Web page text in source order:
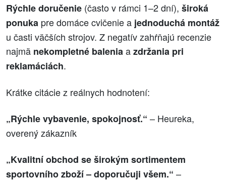
Rýchle doručenie (často v rámci 1–2 dní), široká
ponuka pre domáce cvičenie a jednoduchá montáž
u časti väčších strojov. Z negatív zahŕňajú recenzie
najmä nekompletné baleniaazdržania pri
reklamáciách.
Krátke citácie z reálnych hodnotení:
„Rýchle vybavenie, spokojnosť.“ – Heureka,
overený zákazník
„Kvalitní obchod se širokým sortimentem
sportovního zboží – doporučuji všem.“ –